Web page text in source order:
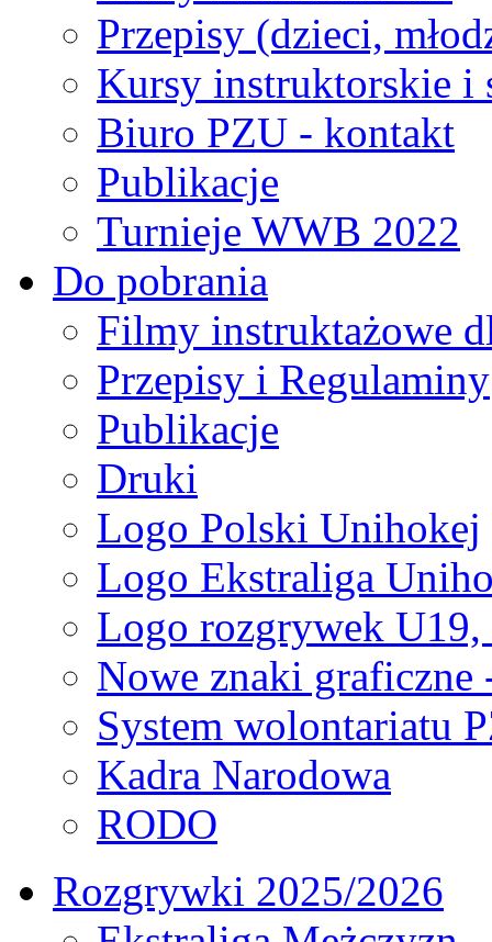
Przepisy (dzieci,
Kursy instruktorskie i
Biuro PZU - kontakt
Publikacje
Turnieje WWB 2022
Do pobrania
Filmy instruktażowe
Przepisy i Regulaminy
Publikacje
Druki
Logo Polski Unihokej
Logo Ekstraliga
Logo rozgrywek
Nowe znaki graficzne
System wolontariatu
Kadra Narodowa
RODO
Rozgrywki 2025/2026